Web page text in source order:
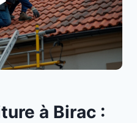
à Birac :